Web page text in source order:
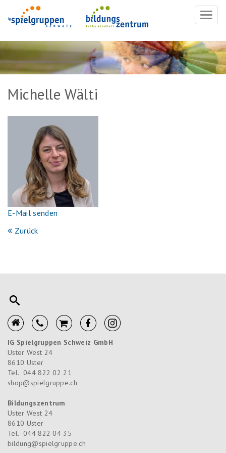
Michelle Wälti
E-Mail senden
Zurück
IG Spielgruppen Schweiz GmbH
Uster West 24
8610 Uster
Tel. 044 822 02 21
shop@spielgruppe.ch
Bildungszentrum
Uster West 24
8610 Uster
Tel. 044 822 04 35
bildung@spielgruppe.ch